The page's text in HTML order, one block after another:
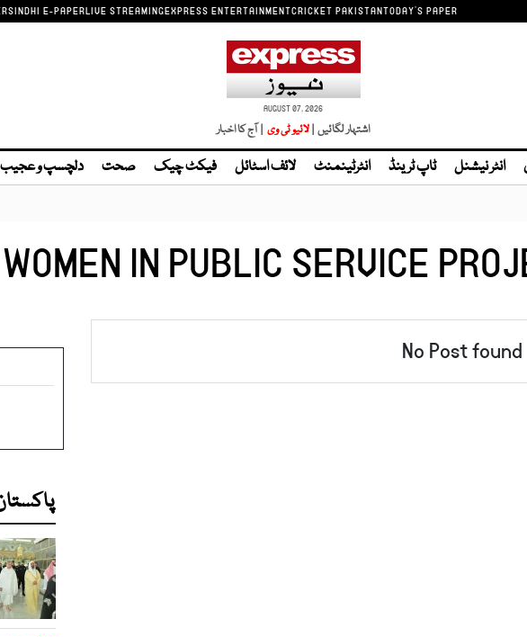
SINDHI E-PAPERLIVE STREAMINGEXPRESS ENTERTAINMENTCRICKET PAKISTANTODAY'S PAPER
AUGUST 07, 2026
اشتہار لگائیں | | آج کا اخبار
انٹر نیشنل ٹاپ ٹرینڈ انٹرٹینمنٹ لائف اسٹائل فیکٹ چیک صحت دلچسپ و عجیب
WOMEN IN PUBLIC SERVICE
No Post found